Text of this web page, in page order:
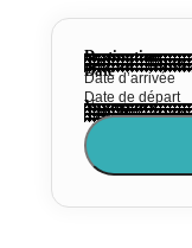
Destination
Date
Voyageurs